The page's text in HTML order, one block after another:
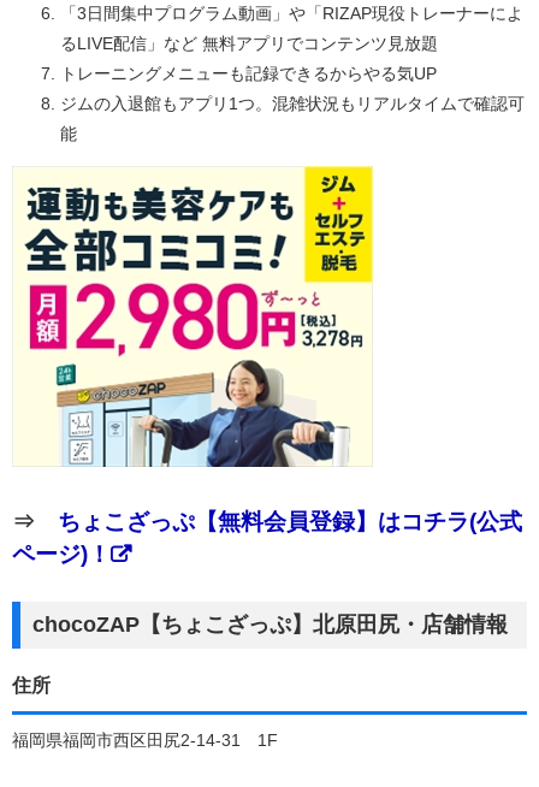
「3日間集中プログラム動画」や「RIZAP現役トレーナーによ
るLIVE配信」など 無料アプリでコンテンツ見放題
トレーニングメニューも記録できるからやる気UP
ジムの入退館もアプリ1つ。混雑状況もリアルタイムで確認可
能
⇒ ちょこざっぷ【無料会員登録】はコチラ(公式
ページ)！
chocoZAP【ちょこざっぷ】北原田尻・店舗情報
住所
福岡県福岡市西区田尻2-14-31 1F